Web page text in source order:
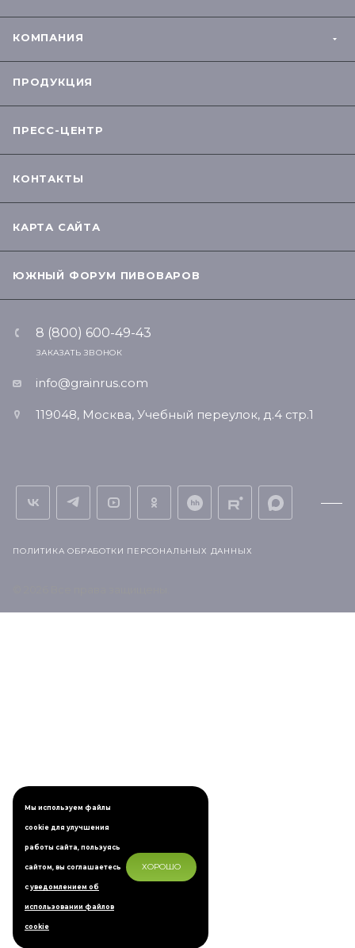
Мы используем файлы
cookie для улучшения
работы сайта, пользуясь
сайтом, вы соглашаетесь
суведомлением об
использовании файлов
cookie
ХОРОШО
КОМПАНИЯ
ПРОДУКЦИЯ
ПРЕСС-ЦЕНТР
КОНТАКТЫ
КАРТА САЙТА
ЮЖНЫЙ ФОРУМ ПИВОВАРОВ
8 (800) 600-49-43
ЗАКАЗАТЬ ЗВОНОК
info@grainrus.com
119048, Москва, Учебный переулок, д.4 стр.1
ПОЛИТИКА ОБРАБОТКИ ПЕРСОНАЛЬНЫХ ДАННЫХ